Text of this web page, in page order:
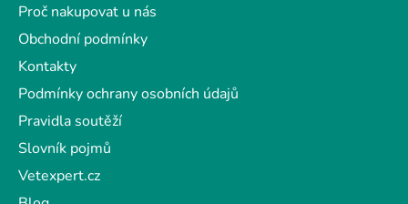
Proč nakupovat u nás
Obchodní podmínky
Kontakty
Podmínky ochrany osobních údajů
Pravidla soutěží
Slovník pojmů
Vetexpert.cz